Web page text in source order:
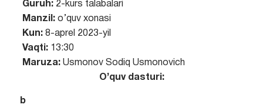
Guruh:2-kurs talabalari
Manzil:o’quv xonasi
Kun: 8-aprel 2023-yil
Vaqti:13:30
Maruza:Usmonov Sodiq Usmonovich
O’quv dasturi:
b